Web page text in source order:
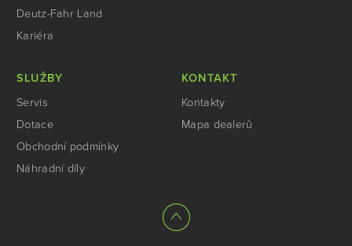
Deutz-Fahr Land
Kariéra
SLUŽBY
Servis
Dotace
Obchodní podmínky
Náhradní díly
KONTAKT
Kontakty
Mapa dealerů